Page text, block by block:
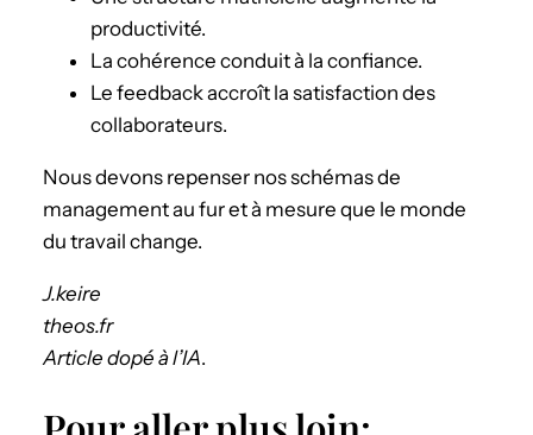
productivité.
La cohérence conduit à la confiance.
Le feedback accroît la satisfaction des
collaborateurs.
Nous devons repenser nos schémas de
management au fur et à mesure que le monde
du travail change.
J.keire
theos.fr
Article dopé à l’IA.